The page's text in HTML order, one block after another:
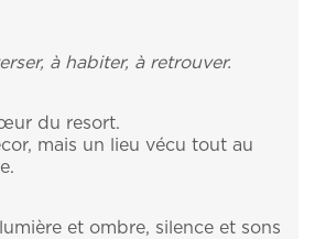
à habiter, à retrouver.
du resort.
mais un lieu vécu tout au
et ombre, silence et sons